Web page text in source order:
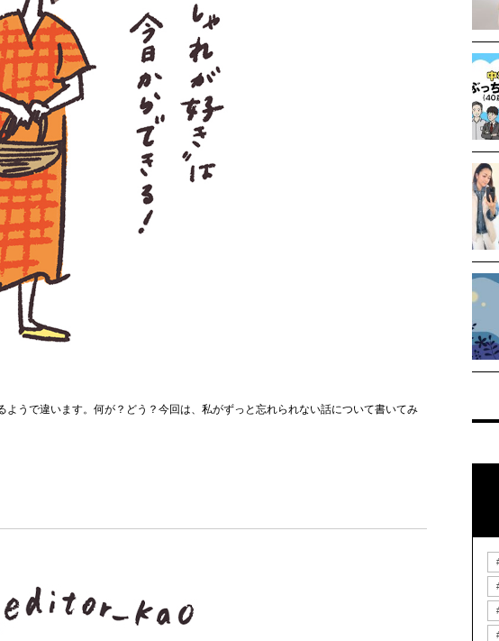
ようで違います。何が？どう？今回は、私がずっと忘れられない話について書いてみ